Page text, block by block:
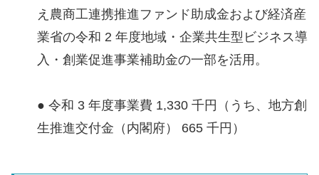
え農商工連携推進ファンド助成金および経済産
業省の令和 2 年度地域・企業共生型ビジネス導
入・創業促進事業補助金の一部を活用。
● 令和 3 年度事業費 1,330 千円（うち、地方創
生推進交付金（内閣府） 665 千円）